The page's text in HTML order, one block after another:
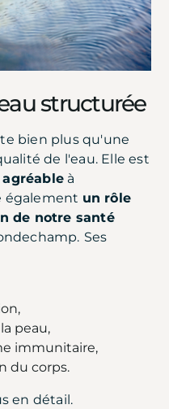
structurée
bien plus qu'une
de l'eau. Elle est
agréable à
également un rôle
de notre santé
Ses
peau,
immunitaire,
du corps.
en détail.